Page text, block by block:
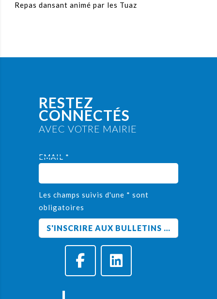
Repas dansant animé par les Tuaz
RESTEZ
CONNECTÉS
AVEC VOTRE MAIRIE
EMAIL *
Les champs suivis d'une * sont
obligatoires